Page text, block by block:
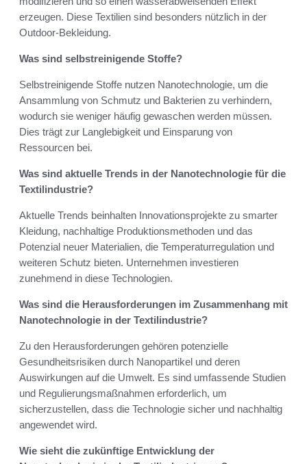
erzeugen. Diese Textilien sind besonders nützlich in der
Outdoor-Bekleidung.
Was sind selbstreinigende Stoffe?
Selbstreinigende Stoffe nutzen Nanotechnologie, um die
Ansammlung von Schmutz und Bakterien zu verhindern,
wodurch sie weniger häufig gewaschen werden müssen.
Dies trägt zur Langlebigkeit und Einsparung von
Ressourcen bei.
Was sind aktuelle Trends in der Nanotechnologie für die
Textilindustrie?
Aktuelle Trends beinhalten Innovationsprojekte zu smarter
Kleidung, nachhaltige Produktionsmethoden und das
Potenzial neuer Materialien, die Temperaturregulation und
weiteren Schutz bieten. Unternehmen investieren
zunehmend in diese Technologien.
Was sind die Herausforderungen im Zusammenhang mit
Nanotechnologie in der Textilindustrie?
Zu den Herausforderungen gehören potenzielle
Gesundheitsrisiken durch Nanopartikel und deren
Auswirkungen auf die Umwelt. Es sind umfassende Studien
und Regulierungsmaßnahmen erforderlich, um
sicherzustellen, dass die Technologie sicher und nachhaltig
angewendet wird.
Wie sieht die zukünftige Entwicklung der